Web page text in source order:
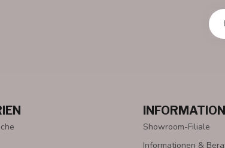
Showroom-Filiale
Informationen &